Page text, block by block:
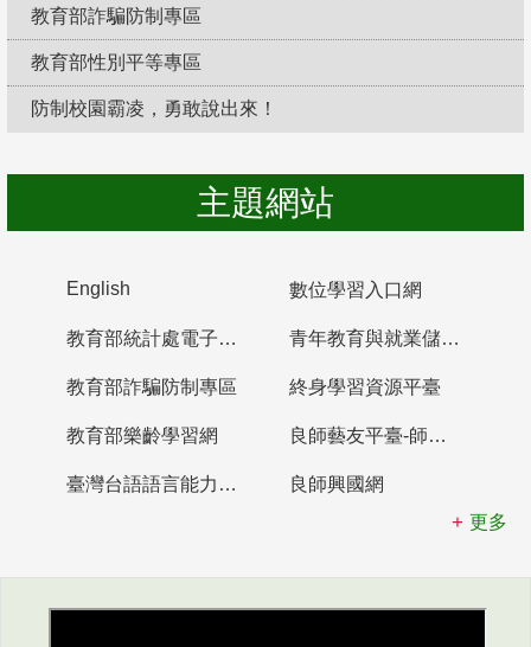
教育部詐騙防制專區
教育部性別平等專區
防制校園霸凌，勇敢說出來！
主題網站
English 數位學習入口網
教育部統計處電子書櫃 青年教育與就業儲蓄帳戶
教育部詐騙防制專區 終身學習資源平臺
教育部樂齡學習網 良師藝友平臺-師資培育整合平臺
臺灣台語語言能力認證網站
良師興國網
更多